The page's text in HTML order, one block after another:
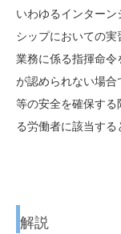
いわゆるインター
シップにおいての
業務に係る指揮命
が認められない場
等の安全を確保す
る労働者に該当する
解説